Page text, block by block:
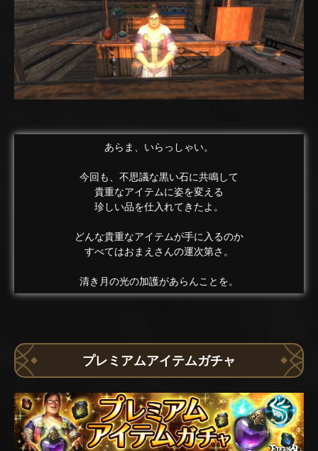
あらま、いらっしゃい。
今回も、不思議な黒い石に共鳴して
貴重なアイテムに姿を変える
珍しい品を仕入れてきたよ。
どんな貴重なアイテムが手に入るのか
すべてはおまえさんの運次第さ。
清き月の光の加護があらんことを。
プレミアムアイテムガチャ